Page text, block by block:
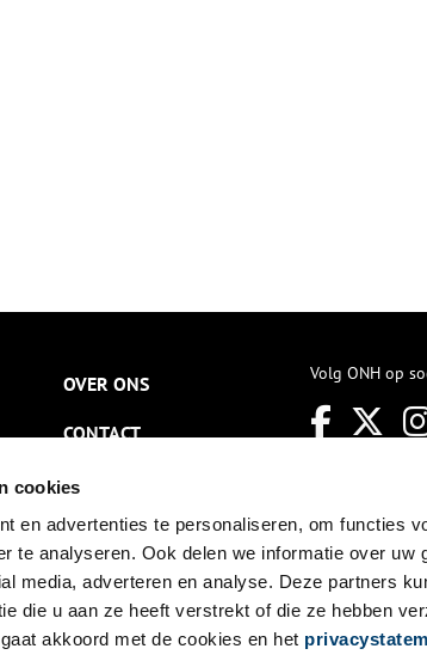
cookies
en advertenties te personaliseren, om functies
te analyseren. Ook delen we informatie over uw
media, adverteren en analyse. Deze partners
die u aan ze heeft verstrekt of die ze hebben
akkoord met de cookies en het
OVER ONS
CONTACT
NIEUWSBRIEF
DISCLAIMER
PRIVACY
TOEGANKELIJKHEID
Volg ONH op